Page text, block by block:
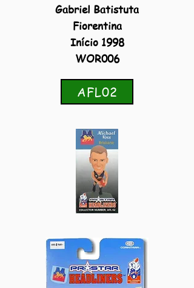
Gabriel Batistuta
Fiorentina
Início 1998
WOR006
AFL02